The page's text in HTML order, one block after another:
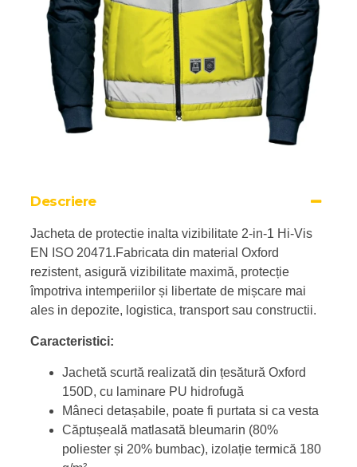
Descriere
Jacheta de protectie inalta vizibilitate 2-in-1 Hi-Vis
EN ISO 20471.Fabricata din material Oxford
rezistent, asigură vizibilitate maximă, protecție
împotriva intemperiilor și libertate de mișcare mai
ales in depozite, logistica, transport sau constructii.
Caracteristici:
Jachetă scurtă realizată din țesătură Oxford
150D, cu laminare PU hidrofugă
Mâneci detașabile, poate fi purtata si ca vesta
Căptușeală matlasată bleumarin (80%
poliester și 20% bumbac), izolație termică 180